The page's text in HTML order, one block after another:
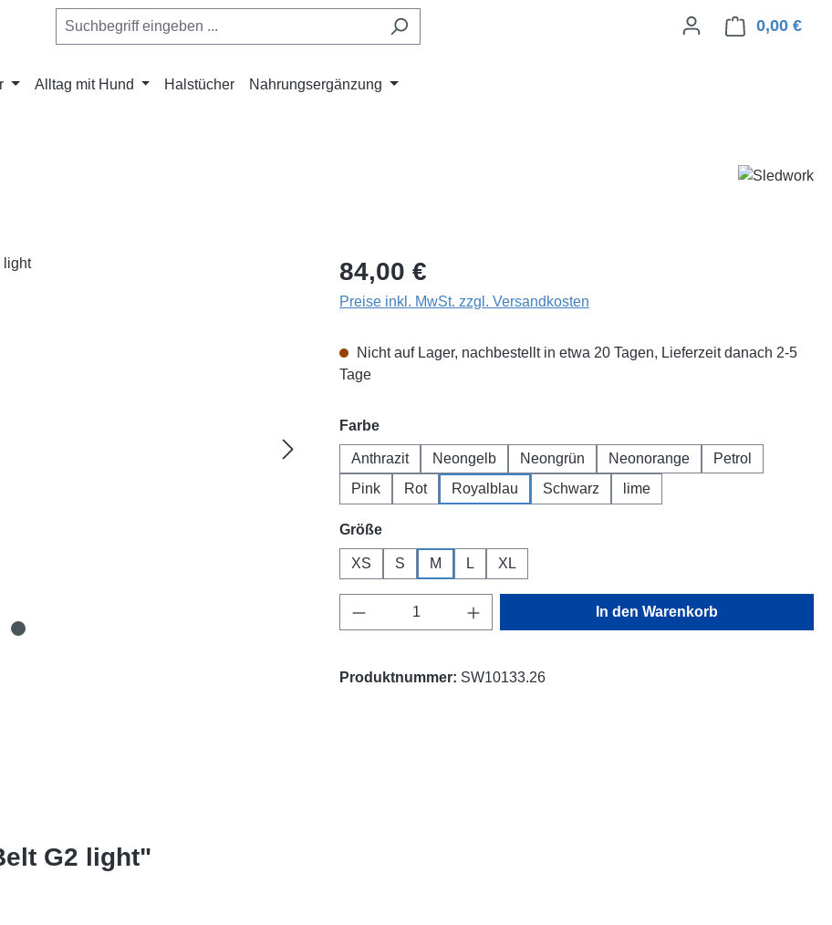
0,00 €
Alltag mit Hund Halstücher Nahrungsergänzung
Regulärer Preis:
84,00 €
Preise inkl. MwSt. zzgl. Versandkosten
Nicht auf Lager, nachbestellt in etwa 20 Tagen, Lieferzeit danach 2-5
Tage
Farbeauswählen
Anthrazit Neongelb Neongrün Neonorange
Petrol
Pink
Rot Royalblau Schwarz lime
Größeauswählen
XS S M L XL
Produkt Anzahl: Gib den gewünschten Wert ein
In den Warenkorb
Produktnummer: SW10133.26
G2 light"